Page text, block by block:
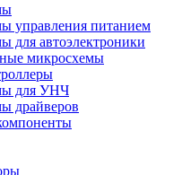
управления питанием
для автоэлектроники
микросхемы
для УНЧ
драйверов